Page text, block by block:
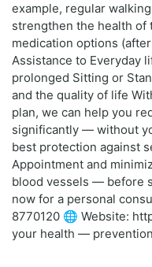
example, regular
strengthen the health of
medication options
Assistance to Everyday
prolonged Sitting or
and the quality of life
plan, we can help you
significantly — without
best protection against
Appointment and
blood vessels — before
now for a personal
8770120 🌐 Website:
your health —